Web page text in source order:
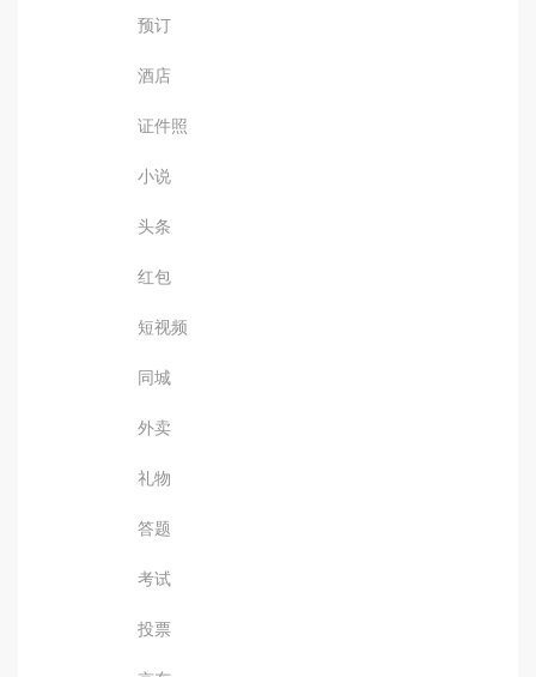
预订
酒店
证件照
小说
头条
红包
短视频
同城
外卖
礼物
答题
考试
投票